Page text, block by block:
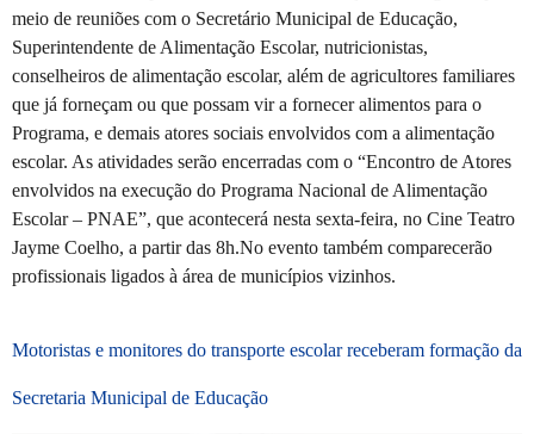
meio de reuniões com o Secretário Municipal de Educação,
Superintendente de Alimentação Escolar, nutricionistas,
conselheiros de alimentação escolar, além de agricultores familiares
que já forneçam ou que possam vir a fornecer alimentos para o
Programa, e demais atores sociais envolvidos com a alimentação
escolar. As atividades serão encerradas com o “Encontro de Atores
envolvidos na execução do Programa Nacional de Alimentação
Escolar – PNAE”, que acontecerá nesta sexta-feira, no Cine Teatro
Jayme Coelho, a partir das 8h.No evento também comparecerão
profissionais ligados à área de municípios vizinhos.
Motoristas e monitores do transporte escolar receberam formação da
Secretaria Municipal de Educação